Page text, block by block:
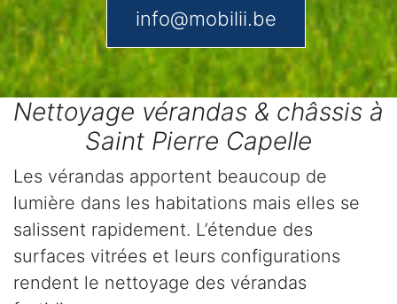
info@mobilii.be
Nettoyage vérandas & châssis à
Saint Pierre Capelle
Les vérandas apportent beaucoup de
lumière dans les habitations mais elles se
salissent rapidement. L’étendue des
surfaces vitrées et leurs configurations
rendent le nettoyage des vérandas